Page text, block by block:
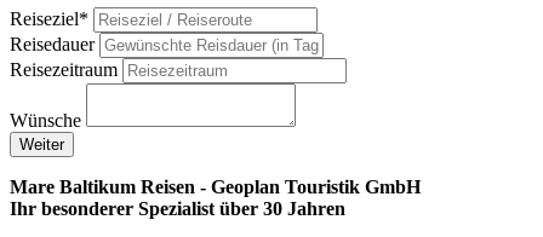
Reiseziel*
Reisedauer
Reisezeitraum
Wünsche
Weiter
Mare Baltikum Reisen - Geoplan Touristik GmbH
Ihr besonderer Spezialist über 30 Jahren